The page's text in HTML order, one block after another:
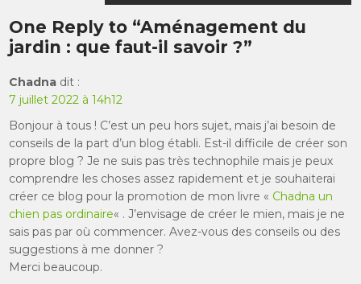
One Reply to “Aménagement du
jardin : que faut-il savoir ?”
Chadna dit :
7 juillet 2022 à 14h12
Bonjour à tous ! C’est un peu hors sujet, mais j’ai besoin de
conseils de la part d’un blog établi. Est-il difficile de créer son
propre blog ? Je ne suis pas très technophile mais je peux
comprendre les choses assez rapidement et je souhaiterai
créer ce blog pour la promotion de mon livre « Chadna un
chien pas ordinaire« . J’envisage de créer le mien, mais je ne
sais pas par où commencer. Avez-vous des conseils ou des
suggestions à me donner ?
Merci beaucoup.